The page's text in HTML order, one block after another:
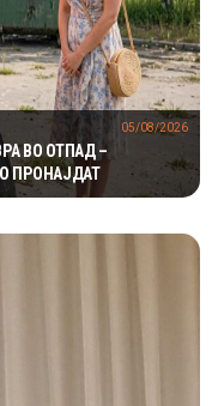
ВО ОТПАД –
ПРОНАЈДАТ
05/08/2026